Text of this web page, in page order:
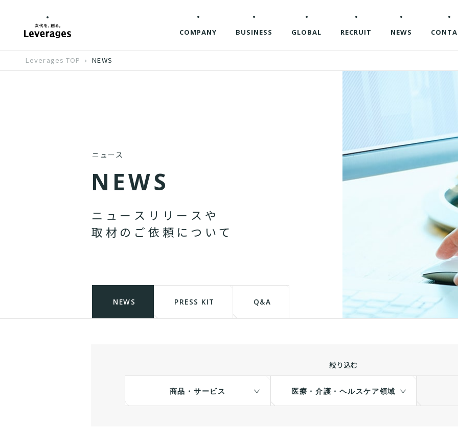
COMPANY BUSINESS GLOBAL RECRUIT NEWS
Leverages TOP NEWS
ニュース
N EWS
ニ ュ ー ス リ リ ー ス や
取 材 の ご 依 頼 に つ い て
NEWS PRESS KIT Q&A
絞り込む
商品・サービス 医療・介護・ヘルスケア領域